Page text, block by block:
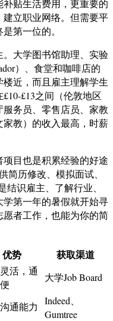
贴生活费用，更重要的
立职业网络。但需要平
第一位的。
大学图书馆助理、实验
）、食堂和咖啡店的
近，而且雇主理解学生
£13之间（伦敦地区
务员、零售店员、家教
教）的收入最高，时薪
目也是积累经验的好途
简历修改、模拟面试、
结识雇主、了解行业、
第一年的暑假就开始寻
者工作，也能为你的简
优势 获取渠道
活，通
大学Job Board
通能力
Indeed、
Gumtree